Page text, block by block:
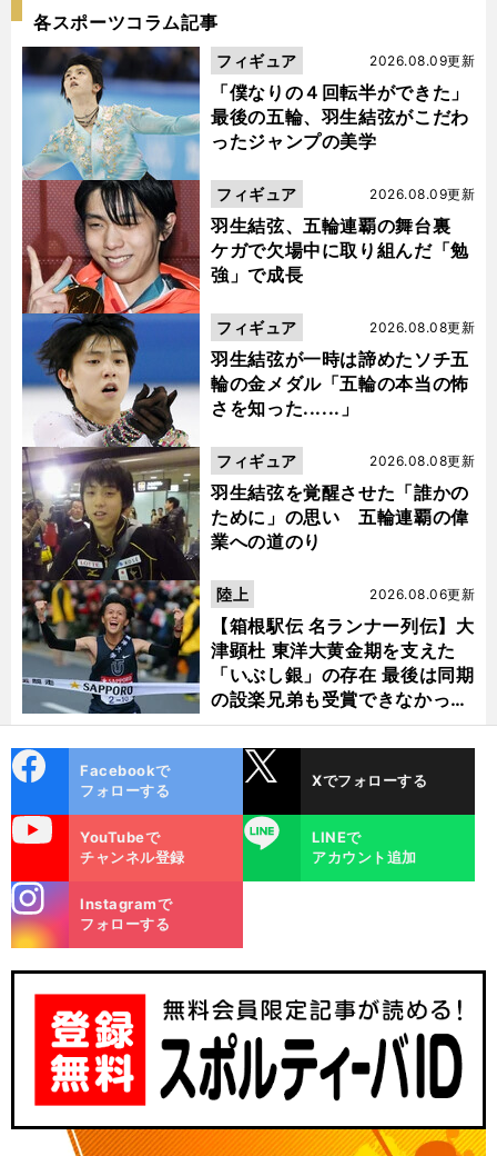
各スポーツコラム記事
「僕なりの４回転半ができた」
最後の五輪、羽生結弦がこだわ
ったジャンプの美学
2026.08.09更新
フィギュア
羽生結弦、五輪連覇の舞台裏
ケガで欠場中に取り組んだ「勉
強」で成長
2026.08.09更新
フィギュア
羽生結弦が一時は諦めたソチ五
輪の金メダル「五輪の本当の怖
さを知った......」
2026.08.08更新
フィギュア
羽生結弦を覚醒させた「誰かの
ために」の思い 五輪連覇の偉
業への道のり
2026.08.08更新
フィギュア
【箱根駅伝 名ランナー列伝】大
津顕杜 東洋大黄金期を支えた
「いぶし銀」の存在 最後は同期
の設楽兄弟も受賞できなかった
金栗杯に輝く
2026.08.06更新
陸上
ok
Facebookで
フォローする
Xでフォローする
YouTubeで
チャンネル登録
LINE
LINEで
アカウント追加
m
Instagramで
フォローする